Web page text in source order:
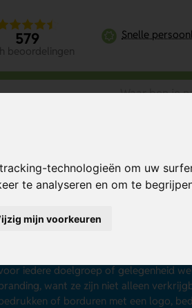
technologieën om uw
te analyseren en om te
mijn voorkeuren
579
beoordelingen
Snelle
bedrukken
zoek naar de perfecte manier om je
iedere doelgroep of gelegenheid
want ze zijn niet alleen
of borduren met een logo,